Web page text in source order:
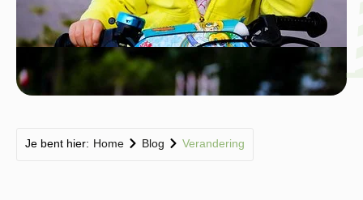
Je bent hier: Home Blog Verandering